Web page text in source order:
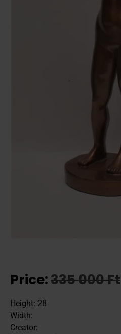
Price:335 000Ft
Height: 28
Width:
Creator: